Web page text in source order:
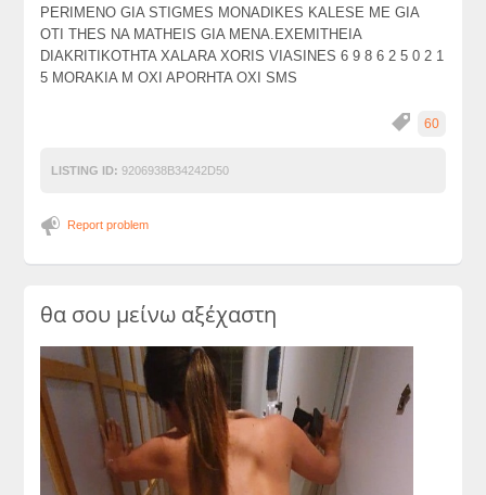
PERIMENO GIA STIGMES MONADIKES KALESE ME GIA
OTI THES NA MATHEIS GIA MENA.EXEMITHEIA
DIAKRITIKOTHTA XALARA XORIS VIASINES 6 9 8 6 2 5 0 2 1
5 MORAKIA M OXI APORHTA OXI SMS
60
LISTING ID: 9206938B34242D50
Report problem
θα σου μείνω αξέχαστη